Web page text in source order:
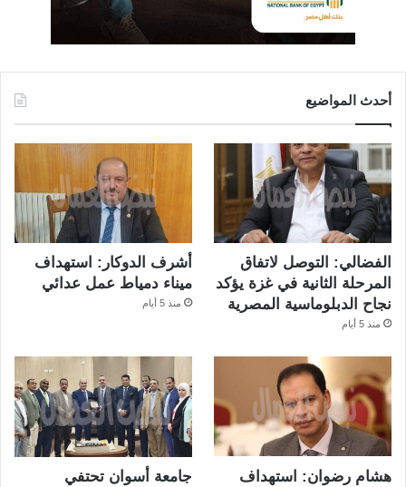
أحدث المواضيع
الفضالي: التوصل لاتفاق
المرحلة الثانية في غزة يؤكد
نجاح الدبلوماسية المصرية
منذ 5 أيام
أشرف الدوكار: استهداف
ميناء دمياط عمل عدائي
منذ 5 أيام
هشام رضوان: استهداف
جامعة أسوان تحتفي